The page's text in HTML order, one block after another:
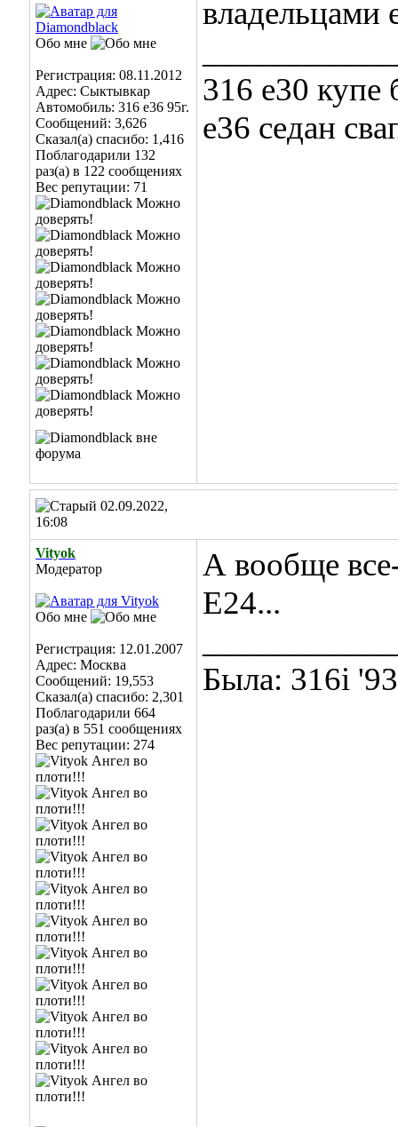
Обо мне
Регистрация: 08.11.2012
Адрес: Сыктывкар
Автомобиль: 316 e36 95г.
Сообщений: 3,626
Сказал(а) спасибо: 1,416
Поблагодарили 132
раз(а) в 122 сообщениях
Вес репутации: 71
владельцами
316 e30 купе
e36 седан
02.09.2022,
16:08
Vityok
Модератор
Обо мне
Регистрация: 12.01.2007
Адрес: Москва
Сообщений: 19,553
Сказал(а) спасибо: 2,301
Поблагодарили 664
раз(а) в 551 сообщениях
Вес репутации: 274
А вообще
E24...
Была: 316i